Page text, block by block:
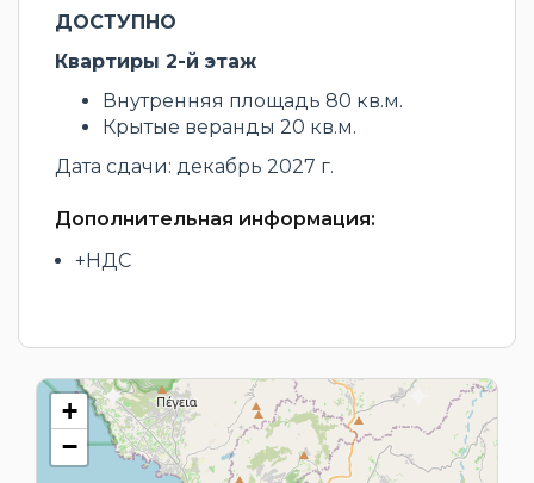
ДОСТУПНО
Квартиры 2-й этаж
Внутренняя площадь 80 кв.м.
Крытые веранды 20 кв.м.
Дата сдачи: декабрь 2027 г.
Дополнительная информация:
+НДС
+
−